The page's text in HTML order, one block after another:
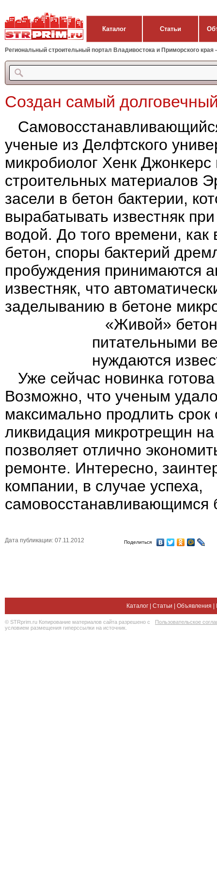
Каталог Статьи
Региональный строительный портал Владивостока и Приморского края
Создан самый
ученые из Делфтского
микробиолог Хенк Джонкерс
строительных материалов
засели в бетон бактерии,
вырабатывать известняк
водой. До того времени, как
бетон, споры бактерий
пробуждения принимаются
известняк, что
заделыванию в бетоне
«Живой»
питательными
нуждаются
Уже сейчас новинка
Возможно, что ученым
максимально продлить
ликвидация микротрещин
позволяет отлично
ремонте. Интересно,
компании, в случае успеха,
самовосстанавливающимся
Дата публикации: 07.11.2012 Поделиться
Каталог Статьи Объявления
© STRprim.ru Копирование материалов сайта разрешено с
условием размещения гиперссылки на источник.
Пользовательское